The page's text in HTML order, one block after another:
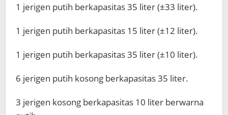
1 jerigen putih berkapasitas 35 liter (±33 liter).
1 jerigen putih berkapasitas 15 liter (±12 liter).
1 jerigen putih berkapasitas 35 liter (±10 liter).
6 jerigen putih kosong berkapasitas 35 liter.
3 jerigen kosong berkapasitas 10 liter berwarna